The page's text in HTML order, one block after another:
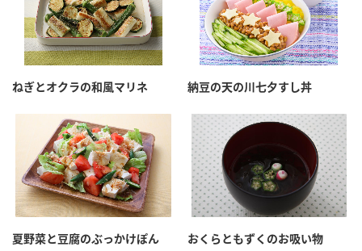
ねぎとオクラの和風マリネ 納豆の天の川七夕すし丼
夏野菜と豆腐のぶっかけぽん おくらともずくのお吸い物